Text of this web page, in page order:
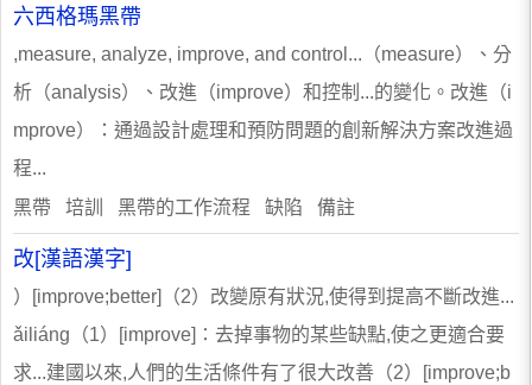
六西格瑪黑帶
,measure, analyze, improve, and control...（measure）、分
析（analysis）、改進（improve）和控制...的變化。改進（i
mprove）：通過設計處理和預防問題的創新解決方案改進過
程...
黑帶 培訓 黑帶的工作流程 缺陷 備註
改[漢語漢字]
）[improve;better]（2）改變原有狀況,使得到提高不斷改進...
ǎiliáng（1）[improve]∶去掉事物的某些缺點,使之更適合要
求...建國以來,人們的生活條件有了很大改善（2）[improve;b